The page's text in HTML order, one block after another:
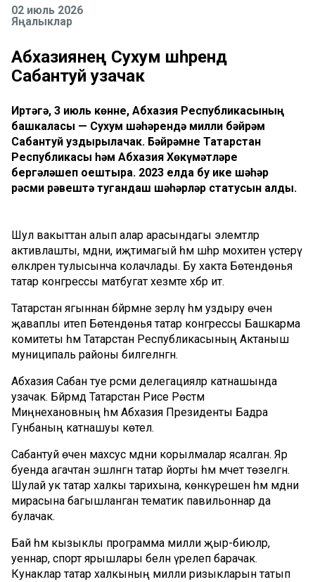
02 июль 2026
Яңалыклар
Абхазиянең Сухум шәһәрендә
Сабантуй узачак
Иртәгә, 3 июль көнне, Абхазия Республикасының
башкаласы — Сухум шәһәрендә милли бәйрәм
Сабантуй уздырылачак. Бәйрәмне Татарстан
Республикасы һәм Абхазия Хөкүмәтләре
бергәләшеп оештыра. 2023 елда бу ике шәһәр
рәсми рәвештә тугандаш шәһәрләр статусын алды.
Шул вакыттан алып алар арасындагы элемтәләр
активлашты, мәдәни, иҗтимагый һәм шәһәр мохитен үстерү
өлкәләрен тулысынча колачлады. Бу хакта Бөтендөнья
татар конгрессы матбугат хезмәте хәбәр итә.
Татарстан ягыннан бәйрәмне әзерләү һәм уздыру өчен
җаваплы итеп Бөтендөнья татар конгрессы Башкарма
комитеты һәм Татарстан Республикасының Актаныш
муниципаль районы билгеләнгән.
Абхазия Сабан туе рәсми делегацияләр катнашында
узачак. Бәйрәмдә Татарстан Рәисе Рөстәм
Миңнехановның һәм Абхазия Президенты Бадра
Гунбаның катнашуы көтелә.
Сабантуй өчен махсус мәдәни корылмалар ясалган. Яр
буенда агачтан эшләнгән татар йорты һәм мәчет төзелгән.
Шулай ук татар халкы тарихына, көнкүрешенә һәм мәдәни
мирасына багышланган тематик павильоннар да
булачак.
Бай һәм кызыклы программа милли җыр-биюләр,
уеннар, спорт ярышлары белән үрелеп барачак.
Кунаклар татар халкының милли ризыкларын татып